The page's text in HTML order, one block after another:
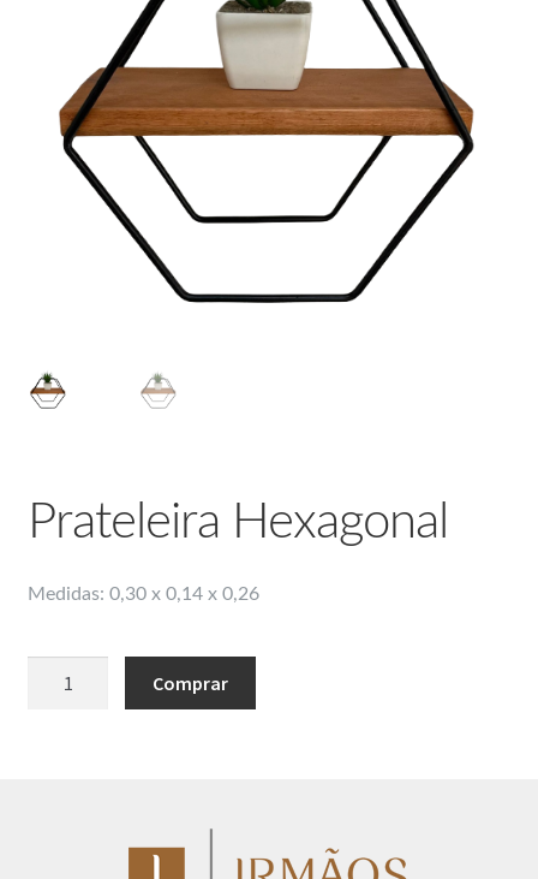
Prateleira Hexagonal
Medidas: 0,30 x 0,14 x 0,26
Comprar